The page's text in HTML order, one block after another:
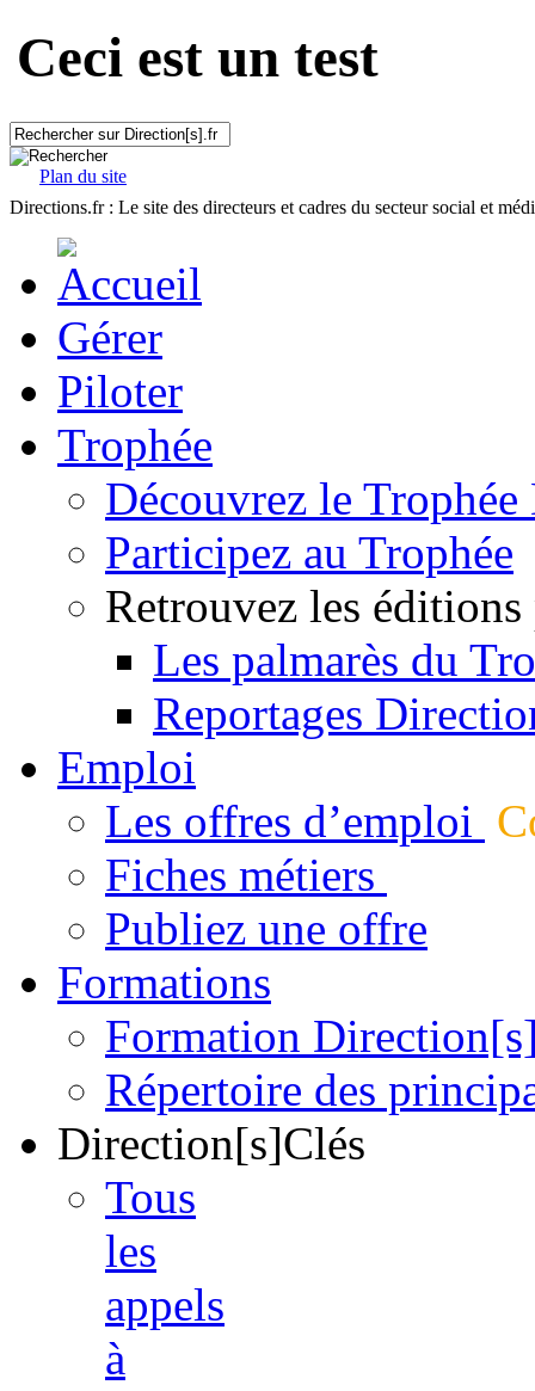
Ceci est un test
Plan du site
Directions.fr : Le site des directeurs et cadres du secteur social et
Gérer
Piloter
Trophée
Découvrez le
Participez au Trophée
Retrouvez les éditions
Les palmarès du
Reportages
Emploi
Les offres d’emploi
Fiches métiers
Publiez une offre
Formations
Formation
Répertoire des
Direction[s]Clés
Tous
les
appels
à